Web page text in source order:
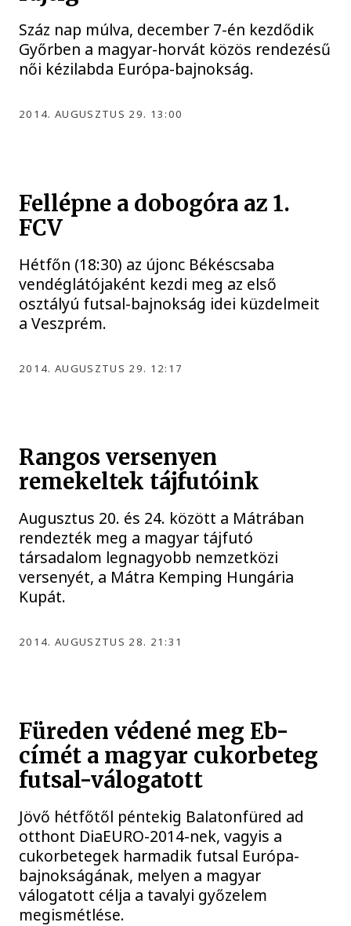
Száz nap múlva, december 7-én kezdődik
Győrben a magyar-horvát közös rendezésű
női kézilabda Európa-bajnokság.
2014. AUGUSZTUS 29. 13:00
Fellépne a dobogóra az 1.
FCV
Hétfőn (18:30) az újonc Békéscsaba
vendéglátójaként kezdi meg az első
osztályú futsal-bajnokság idei küzdelmeit
a Veszprém.
2014. AUGUSZTUS 29. 12:17
Rangos versenyen
remekeltek tájfutóink
Augusztus 20. és 24. között a Mátrában
rendezték meg a magyar tájfutó
társadalom legnagyobb nemzetközi
versenyét, a Mátra Kemping Hungária
Kupát.
2014. AUGUSZTUS 28. 21:31
Füreden védené meg Eb-
címét a magyar cukorbeteg
futsal-válogatott
Jövő hétfőtől péntekig Balatonfüred ad
otthont DiaEURO-2014-nek, vagyis a
cukorbetegek harmadik futsal Európa-
bajnokságának, melyen a magyar
válogatott célja a tavalyi győzelem
megismétlése.